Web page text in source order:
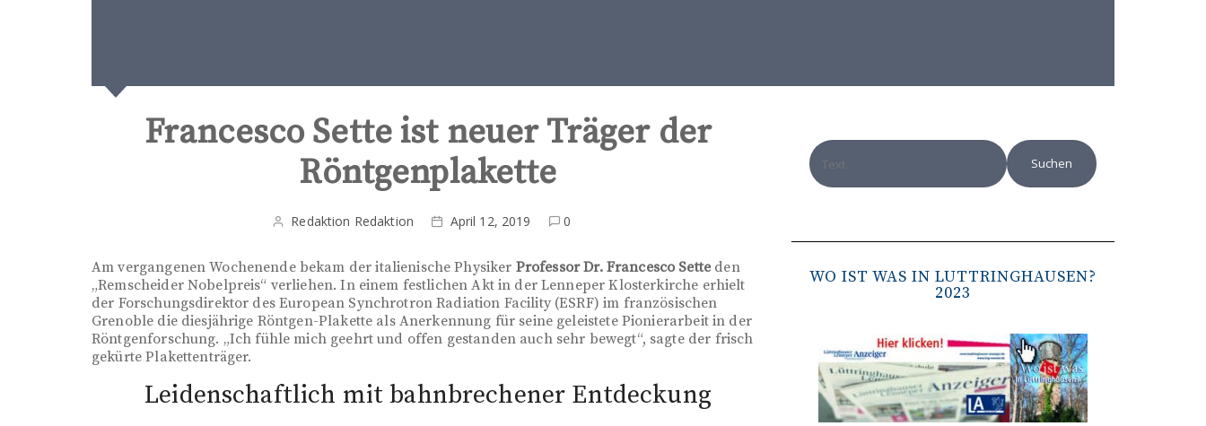
Francesco Sette ist neuer Träger der
Röntgenplakette
Redaktion Redaktion April 12, 2019 0
Am vergangenen Wochenende bekam der italienische Physiker Professor Dr. Francesco Sette den
„Remscheider Nobelpreis“ verliehen. In einem festlichen Akt in der Lenneper Klosterkirche erhielt
der Forschungsdirektor des European Synchrotron Radiation Facility (ESRF) im französischen
Grenoble die diesjährige Röntgen-Plakette als Anerkennung für seine geleistete Pionierarbeit in der
Röntgenforschung. „Ich fühle mich geehrt und offen gestanden auch sehr bewegt“, sagte der frisch
gekürte Plakettenträger.
Leidenschaftlich mit bahnbrechener Entdeckung
WO IST WAS IN LÜTTRINGHAUSEN?
2023